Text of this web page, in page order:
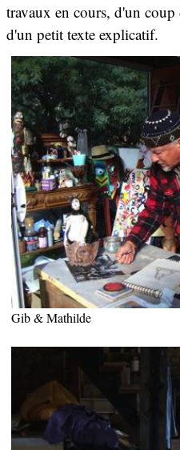
travaux en cours, d'un
d'un petit texte explicatif.
Gib & Mathilde